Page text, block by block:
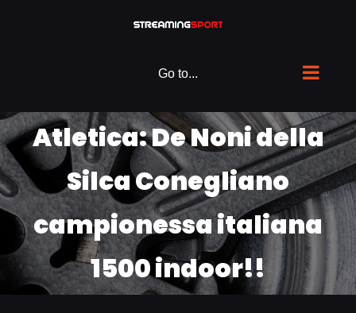
Go to...
Atletica: De Noni della
Silca Conegliano
campionessa italiana
1500 indoor!!